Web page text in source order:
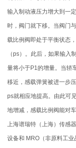
输入制动液压力增大到一
时，阀门就下移。当阀门
载比例阀即处于平衡状态
（ps）。此后，如果输入
量将小于P1的增量。当轿
移近，感载弹簧被进一步
ps就相应地提高。由此可
地增减，感载比例阀能对
上海谱瑞特（上海）传感
设备和 MRO（非原料工